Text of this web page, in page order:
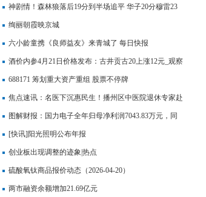
神剧情！森林狼落后19分到半场追平 华子20分穆雷23
分约基奇被虐 天天资讯
绚丽朝霞映京城
六小龄童携《良师益友》来青城了 每日快报
酒价内参4月21日价格发布：古井贡古20上涨12元_观察
688171 筹划重大资产重组 股票不停牌
焦点速讯：名医下沉惠民生！播州区中医院退休专家赴
湄潭协诚医院开展义诊
图解财报：国力电子全年归母净利润7043.83万元，同
比增长132.95% 头条焦点
[快讯]阳光照明公布年报
创业板出现调整的迹象|热点
硫酸氧钛商品报价动态（2026-04-20）
两市融资余额增加21.69亿元